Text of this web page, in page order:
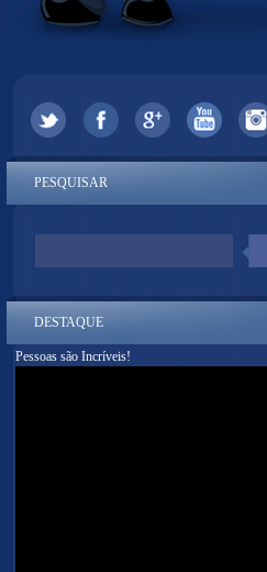
PESQUISAR
DESTAQUE
Pessoas são Incríveis!